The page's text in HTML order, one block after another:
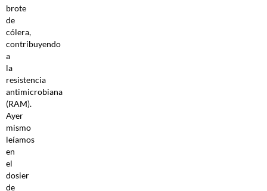
brote
de
cólera,
contribuyendo
a
la
resistencia
antimicrobiana
(RAM).
Ayer
mismo
leíamos
en
el
dosier
de